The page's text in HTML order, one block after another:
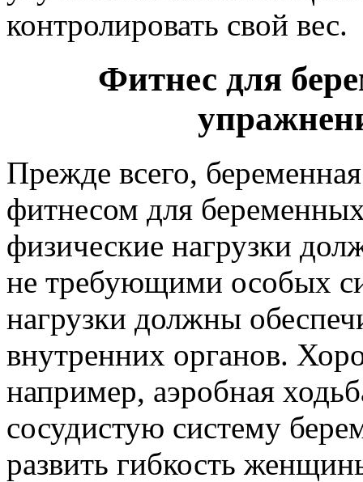
контролировать свой вес.
Фитнес для
Прежде всего,
фитнесом для
физические нагрузки
не требующими особых
нагрузки должны
внутренних органов.
например, аэробная
сосудистую систему
развить гибкость